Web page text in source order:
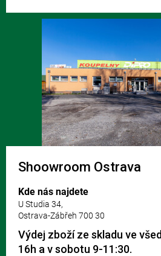
Shoowroom Ostrava
Kde nás najdete
U Studia 34,
Ostrava-Zábřeh 700 30
Výdej zboží ze skladu ve
16h a v sobotu 9-11:30.